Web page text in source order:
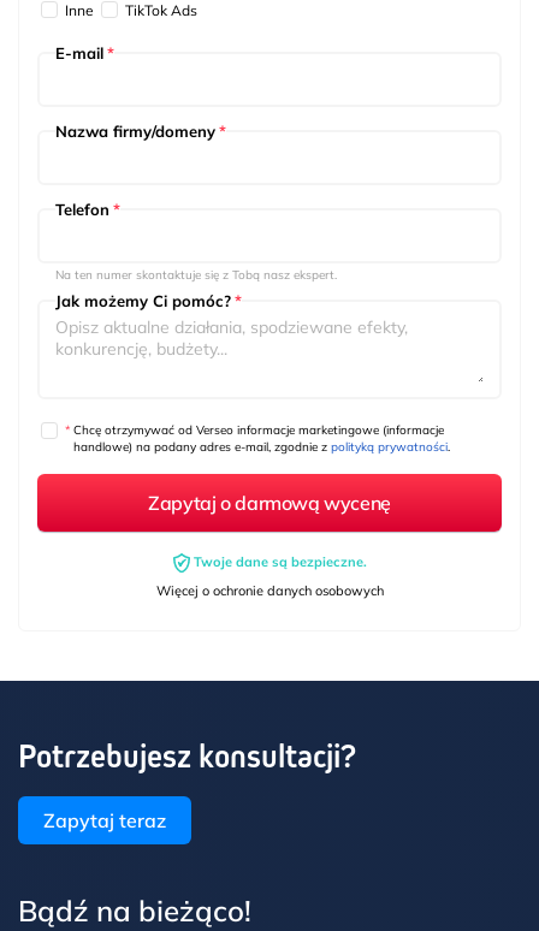
Inne
TikTok Ads
E-mail*
Nazwa firmy/domeny*
Telefon *
Na ten numer skontaktuje się z Tobą nasz ekspert.
Jak możemy Ci pomóc?*
Chcę otrzymywać od Verseo informacje marketingowe (informacje
handlowe) na podany adres e-mail, zgodnie z polityką prywatności.
*
Twoje dane są bezpieczne.
Więcej o ochronie danych osobowych
Potrzebujesz konsultacji?
Zapytaj teraz
Bądź na bieżąco!